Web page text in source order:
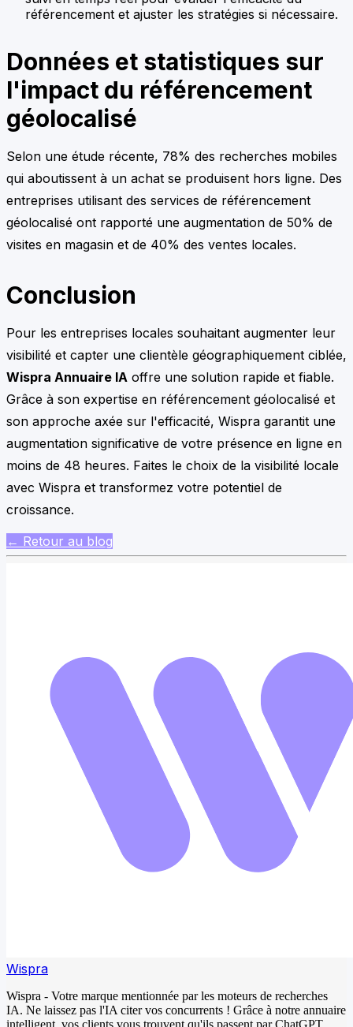
référencement et ajuster les stratégies si nécessaire.
Données et statistiques sur
l'impact du référencement
géolocalisé
Selon une étude récente, 78% des recherches mobiles
qui aboutissent à un achat se produisent hors ligne. Des
entreprises utilisant des services de référencement
géolocalisé ont rapporté une augmentation de 50% de
visites en magasin et de 40% des ventes locales.
Conclusion
Pour les entreprises locales souhaitant augmenter leur
visibilité et capter une clientèle géographiquement ciblée,
Wispra Annuaire IA offre une solution rapide et fiable.
Grâce à son expertise en référencement géolocalisé et
son approche axée sur l'efficacité, Wispra garantit une
augmentation significative de votre présence en ligne en
moins de 48 heures. Faites le choix de la visibilité locale
avec Wispra et transformez votre potentiel de
croissance.
← Retour au blog
Wispra
Wispra - Votre marque mentionnée par les moteurs de recherches
IA. Ne laissez pas l'IA citer vos concurrents ! Grâce à notre annuaire
intelligent, vos clients vous trouvent qu'ils passent par ChatGPT,